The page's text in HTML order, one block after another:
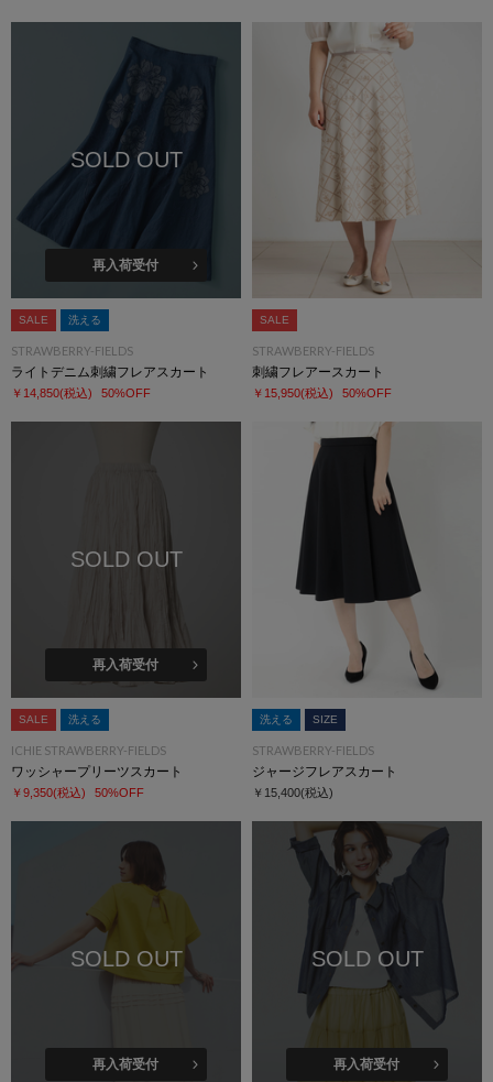
SOLD OUT
再入荷受付
SALE 洗える
STRAWBERRY-FIELDS
ライトデニム刺繍フレアスカート
￥14,850(税込) 50%OFF
SALE
STRAWBERRY-FIELDS
刺繍フレアースカート
￥15,950(税込) 50%OFF
SOLD OUT
再入荷受付
SALE 洗える
ICHIE STRAWBERRY-FIELDS
ワッシャープリーツスカート
￥9,350(税込) 50%OFF
洗える SIZE
STRAWBERRY-FIELDS
ジャージフレアスカート
￥15,400(税込)
SOLD OUT
再入荷受付
SOLD OUT
再入荷受付